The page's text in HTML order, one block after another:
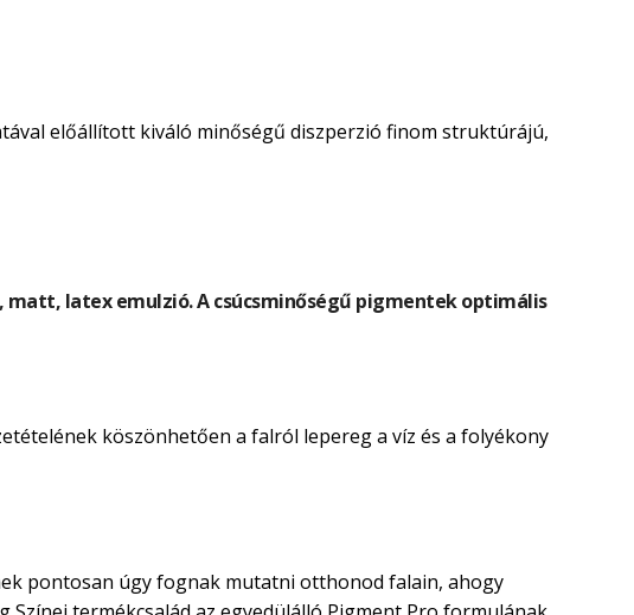
előállított kiváló minőségű diszperzió finom struktúrájú,
latex emulzió. A csúcsminőségű pigmentek optimális
köszönhetően a falról lepereg a víz és a folyékony
pontosan úgy fognak mutatni otthonod falain, ahogy